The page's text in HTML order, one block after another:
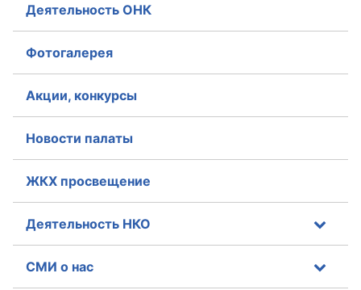
Деятельность ОНК
Фотогалерея
Акции, конкурсы
Новости палаты
ЖКХ просвещение
Деятельность НКО
СМИ о нас